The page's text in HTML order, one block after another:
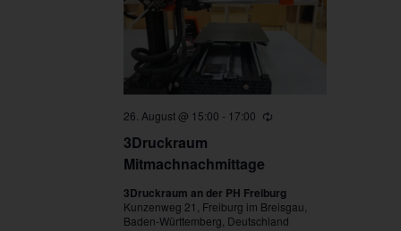
3Druckraum
Mitmachnachmittage
26. August @ 15:00 - 17:00 Wiederholung
3Druckraum an der PH Freiburg
Kunzenweg 21, Freiburg im Breisgau,
Baden-Württemberg, Deutschland